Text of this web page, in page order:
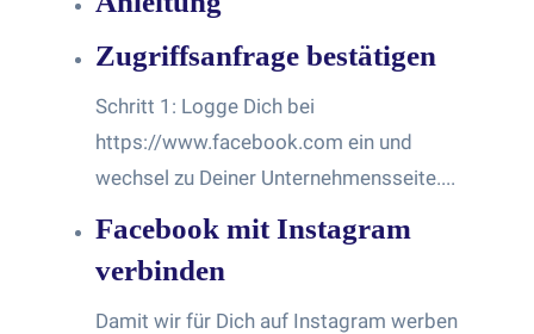
Zugriffsanfrage bestätigen
Schritt 1: Logge Dich bei
https://www.facebook.com ein und
wechsel zu Deiner Unternehmensseite....
Facebook mit Instagram
verbinden
Damit wir für Dich auf Instagram werben